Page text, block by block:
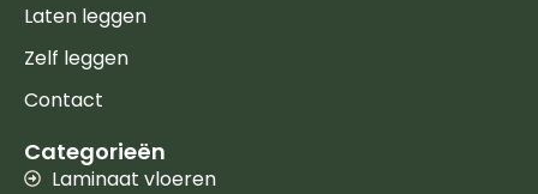
Laten leggen
Zelf leggen
Contact
Categorieën
Laminaat vloeren